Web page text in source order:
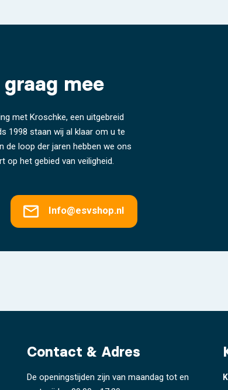
mee
met Kroschke, een uitgebreid
1998 staan wij al klaar om u te
de loop der jaren hebben we ons
op het gebied van veiligheid.
Info@esvshop.nl
Contact & Adres
De openingstijden zijn van maandag tot en